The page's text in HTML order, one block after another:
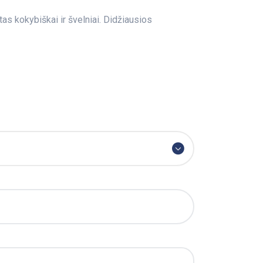
kokybiškai ir švelniai. Didžiausios